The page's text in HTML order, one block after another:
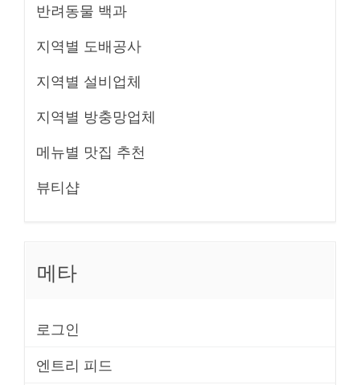
반려동물 백과
지역별 도배공사
지역별 설비업체
지역별 방충망업체
메뉴별 맛집 추천
뷰티샵
메타
로그인
엔트리 피드